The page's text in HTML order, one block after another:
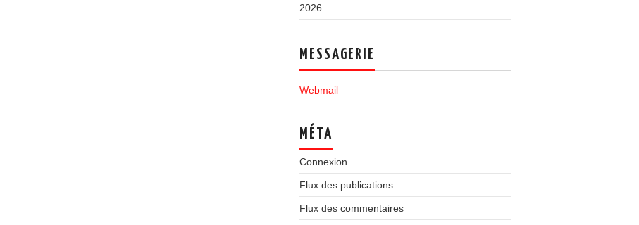
2026
MESSAGERIE
Webmail
MÉTA
Connexion
Flux des publications
Flux des commentaires